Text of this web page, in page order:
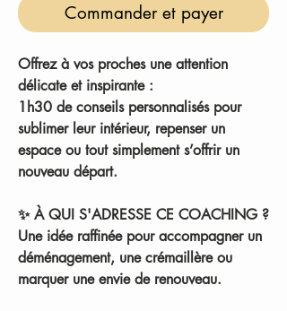
Commander et payer
Offrez à vos proches une attention
délicate et inspirante :
1h30 de conseils personnaliséspour
sublimer leur intérieur, repenser un
espace ou tout simplement s’offrir un
nouveau départ.
✨À QUI S'ADRESSE CE COACHING ?
Une idée raffinée pour accompagner un
déménagement, unecrémaillèreou
marquer uneenvie de renouveau.